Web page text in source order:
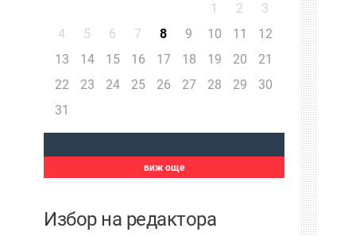
1
2
3
4
5 6 7 8 9 10 11
12
13
14 15 16 17 18 19 20
21
22
23 24 25 26 27 28 29
30
31
виж още
Избор на редактора